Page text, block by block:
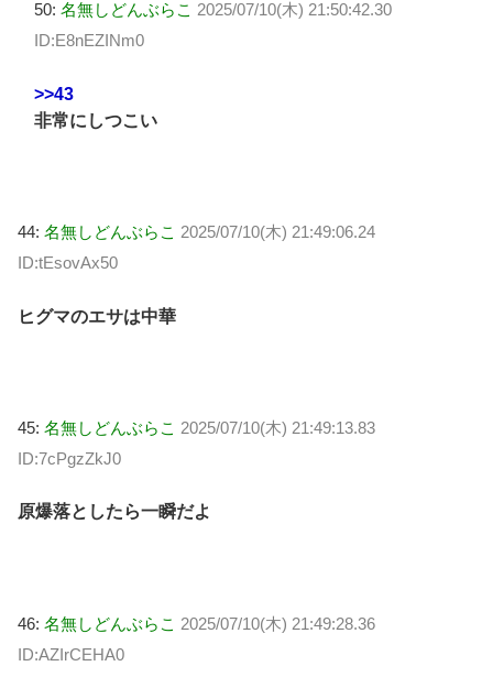
50: 名無しどんぶらこ 2025/07/10(木) 21:50:42.30
ID:E8nEZINm0
>>43
非常にしつこい
44: 名無しどんぶらこ 2025/07/10(木) 21:49:06.24
ID:tEsovAx50
ヒグマのエサは中華
45: 名無しどんぶらこ 2025/07/10(木) 21:49:13.83
ID:7cPgzZkJ0
原爆落としたら一瞬だよ
46: 名無しどんぶらこ 2025/07/10(木) 21:49:28.36
ID:AZIrCEHA0